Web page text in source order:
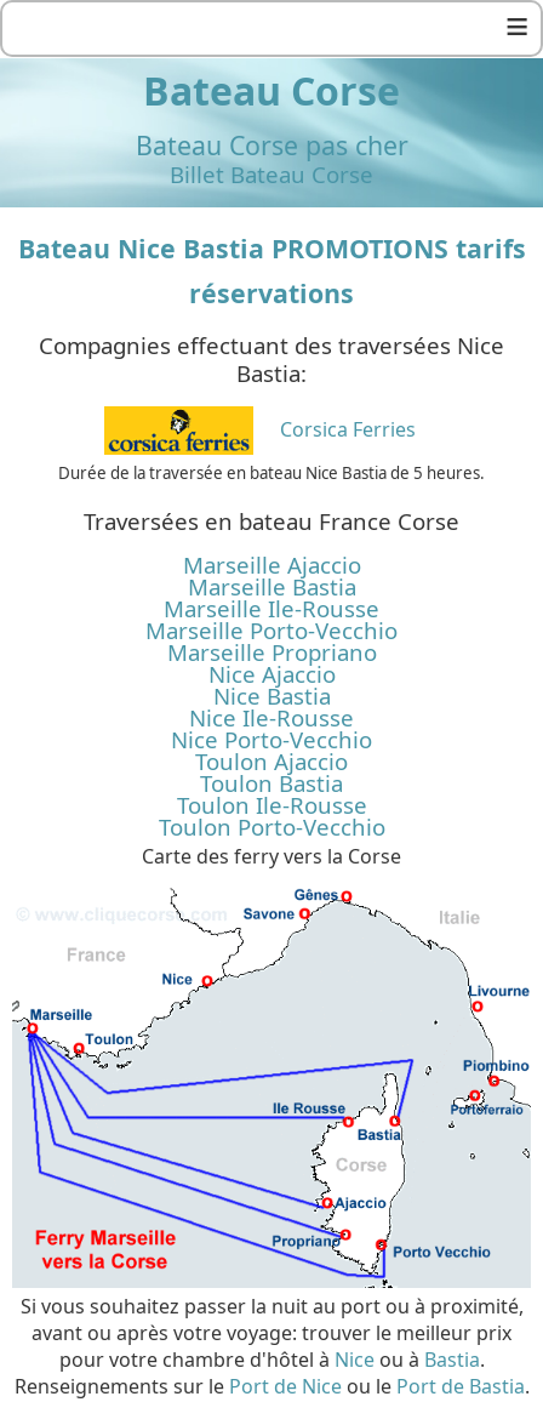
≡
Bateau Corse
Bateau Corse pas cher
Billet Bateau Corse
Bateau Nice Bastia PROMOTIONS tarifs
réservations
Compagnies effectuant des traversées Nice
Bastia:
Corsica Ferries
Durée de la traversée en bateau Nice Bastia de 5 heures.
Traversées en bateau France Corse
Marseille Ajaccio
Marseille Bastia
Marseille Ile-Rousse
Marseille Porto-Vecchio
Marseille Propriano
Nice Ajaccio
Nice Bastia
Nice Ile-Rousse
Nice Porto-Vecchio
Toulon Ajaccio
Toulon Bastia
Toulon Ile-Rousse
Toulon Porto-Vecchio
Carte des ferry vers la Corse
Si vous souhaitez passer la nuit au port ou à proximité,
avant ou après votre voyage: trouver le meilleur prix
pour votre chambre d'hôtel à Niceou à Bastia.
Renseignements sur le Port de Niceou le Port de Bastia.